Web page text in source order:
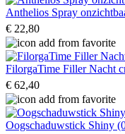
Anthelios Spray
€ 22,80
FilorgaTime Filler Nacht
€ 62,40
Oogschaduwstick Shiny